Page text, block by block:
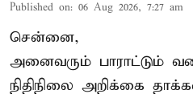
Published on: 06 Aug 2026, 7:27 am
சென்னை,
அனைவரும் பாராட்டும்
நிதிநிலை அறிக்கை